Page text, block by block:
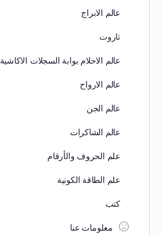
عالم الابراج
تاروت
عالم الاحلام بوابة السجلات الاكاشية
عالم الارواح
عالم الجن
عالم الشاكرات
علم الحروف والأرقام
علم الطاقة الكونية
كتب
معلومات عنا